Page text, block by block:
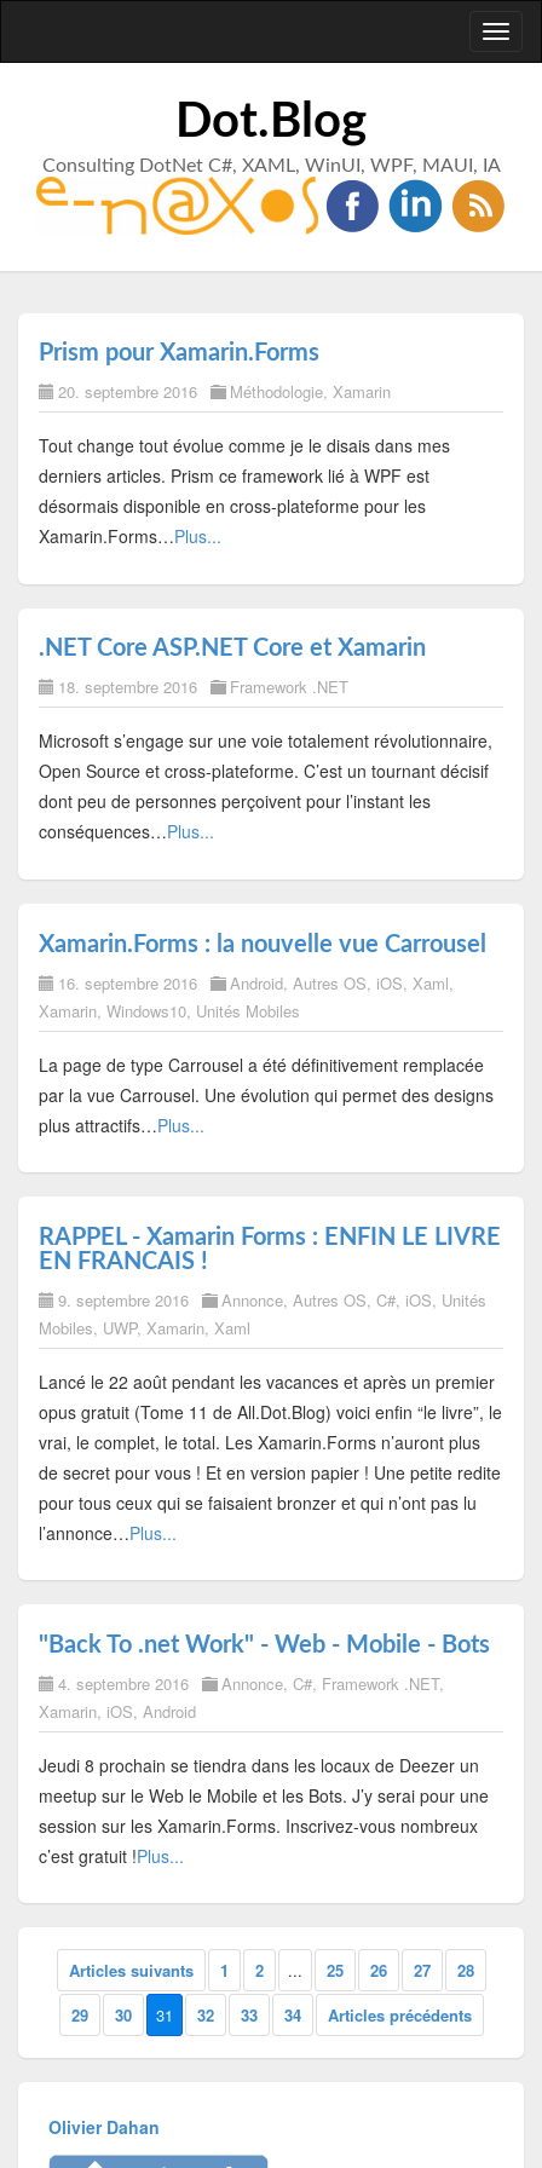
Dot.Blog
Consulting DotNet C#, XAML, WinUI, WPF, MAUI, IA
Prism pour Xamarin.Forms
20. septembre 2016 Méthodologie, Xamarin
Tout change tout évolue comme je le disais dans mes
derniers articles. Prism ce framework lié à WPF est
désormais disponible en cross-plateforme pour les
Xamarin.Forms…Plus...
.NET Core ASP.NET Core et Xamarin
18. septembre 2016 Framework .NET
Microsoft s’engage sur une voie totalement révolutionnaire,
Open Source et cross-plateforme. C’est un tournant décisif
dont peu de personnes perçoivent pour l’instant les
conséquences…Plus...
Xamarin.Forms : la nouvelle vue Carrousel
16. septembre 2016 Android, Autres OS, iOS, Xaml,
Xamarin, Windows10, Unités Mobiles
La page de type Carrousel a été définitivement remplacée
par la vue Carrousel. Une évolution qui permet des designs
plus attractifs…Plus...
RAPPEL - Xamarin Forms : ENFIN LE LIVRE
EN FRANCAIS !
9. septembre 2016 Annonce, Autres OS, C#, iOS, Unités
Mobiles, UWP, Xamarin, Xaml
Lancé le 22 août pendant les vacances et après un premier
opus gratuit (Tome 11 de All.Dot.Blog) voici enfin “le livre”, le
vrai, le complet, le total. Les Xamarin.Forms n’auront plus
de secret pour vous ! Et en version papier ! Une petite redite
pour tous ceux qui se faisaient bronzer et qui n’ont pas lu
l’annonce…Plus...
"Back To .net Work" - Web - Mobile - Bots
4. septembre 2016 Annonce, C#, Framework .NET,
Xamarin, iOS, Android
Jeudi 8 prochain se tiendra dans les locaux de Deezer un
meetup sur le Web le Mobile et les Bots. J’y serai pour une
session sur les Xamarin.Forms. Inscrivez-vous nombreux
c’est gratuit !Plus...
Articles suivants 1 2 ... 25 26 27
28
29
30 31 32 33 34 Articles précédents
Olivier Dahan